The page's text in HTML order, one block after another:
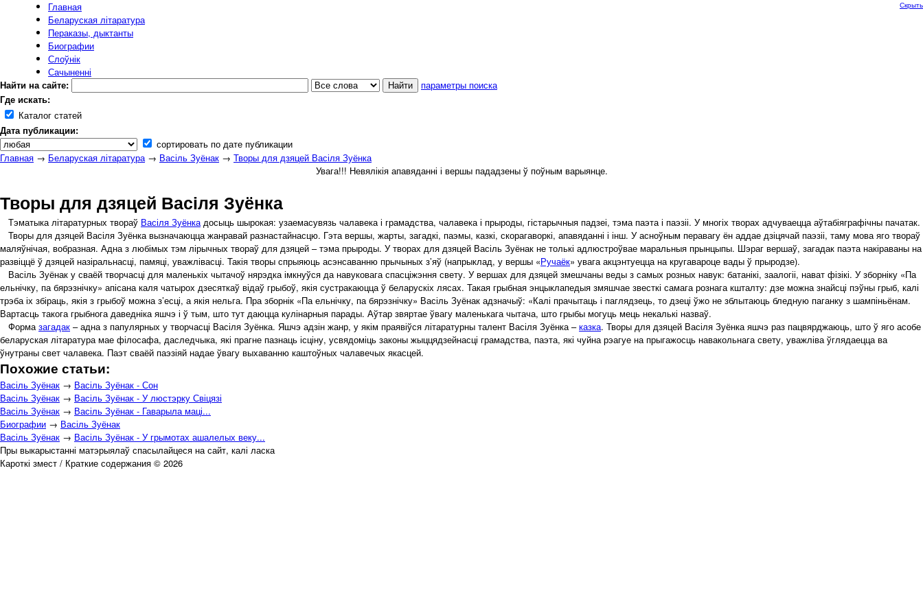
Главная
Беларуская літаратура
Пераказы, дыктанты
Биографии
Слоўнік
Сачыненні
Найти на сайте:
параметры поиска
Где искать:
Каталог статей
Дата публикации:
сортировать по дате публикации
Скрыть
Главная → Беларуская літаратура→ Васіль Зуёнак → Творы для дзяцей Васіля Зуёнка
Увага!!! Невялікія апавяданні і вершы пададзены ў поўным варыянце.
Творы для дзяцей Васіля Зуёнка
Тэматыка літаратурных твораў Васіля Зуёнкадосыць шырокая: узаемасувязь чалавека і грамадства, чалавека і прыроды, гістарычныя падзеі, тэма паэта і паэзіі. У многіх творах адчуваецца аўтабіяграфічны пачатак.
Творы для дзяцей Васіля Зуёнка вызначаюцца жанравай разнастайнасцю. Гэта вершы, жарты, загадкі, паэмы, казкі, скорагаворкі, апавяданні і інш. У асноўным перавагу ён аддае дзіцячай паэзіі, таму мова яго твораў
маляўнічая, вобразная. Адна з любімых тэм лірычных твораў для дзяцей – тэма прыроды. У творах для дзяцей Васіль Зуёнак не толькі адлюстроўвае маральныя прынцыпы. Шэраг вершаў, загадак паэта накіраваны на
развіццё ў дзяцей назіральнасці, памяці, уважлівасці. Такія творы спрыяюць асэнсаванню прычыных з’яў (напрыклад, у вершы «Ручаёк» увага акцэнтуецца на кругавароце вады ў прыродзе).
Васіль Зуёнак у сваёй творчасці для маленькіх чытачоў нярэдка імкнуўся да навуковага спасціжэння свету. У вершах для дзяцей змешчаны веды з самых розных навук: батанікі, заалогіі, нават фізікі. У зборніку «Па
ельнічку, па бярэзнічку» апісана каля чатырох дзесяткаў відаў грыбоў, якія сустракаюцца ў беларускіх лясах. Такая грыбная энцыклапедыя змяшчае звесткі самага рознага кшталту: дзе можна знайсці пэўны грыб, калі
трэба іх збіраць, якія з грыбоў можна з’есці, а якія нельга. Пра зборнік «Па ельнічку, па бярэзнічку» Васіль Зуёнак адзначыў: «Калі прачытаць і паглядзець, то дзеці ўжо не зблытаюць бледную паганку з шампіньёнам.
Вартасць такога грыбнога даведніка яшчэ і ў тым, што тут даюцца кулінарныя парады. Аўтар звяртае ўвагу маленькага чытача, што грыбы могуць мець некалькі назваў.
Формазагадак – адна з папулярных у творчасці Васіля Зуёнка. Яшчэ адзін жанр, у якім праявіўся літаратурны талент Васіля Зуёнка –казка. Творы для дзяцей Васіля Зуёнка яшчэ раз пацвярджаюць, што ў яго асобе
беларуская літаратура мае філосафа, даследчыка, які прагне пазнаць ісціну, усвядоміць законы жыццядзейнасці грамадства, паэта, які чуйна рэагуе на прыгажосць навакольнага свету, уважліва ўглядаецца ва
ўнутраны свет чалавека. Паэт сваёй паэзіяй надае ўвагу выхаванню каштоўных чалавечых якасцей.
Похожие статьи:
Васіль Зуёнак → Васіль Зуёнак - Сон
Васіль Зуёнак → Васіль Зуёнак - У люстэрку Свіцязі
Васіль Зуёнак → Васіль Зуёнак - Гаварыла маці...
Биографии → Васіль Зуёнак
Васіль Зуёнак → Васіль Зуёнак - У грымотах ашалелых веку...
Пры выкарыстанні матэрыялаў спасылайцеся на сайт, калі ласка
Кароткі змест / Краткие содержания © 2026